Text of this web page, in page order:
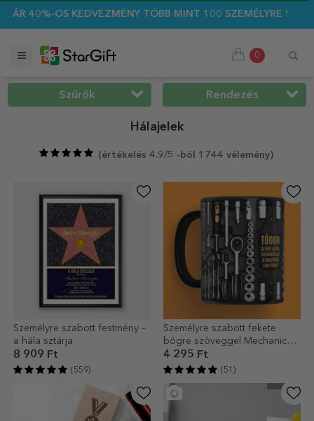
TÖBB MINT 100 SZEMÉLYRE SZABOTT AJÁNDÉKRA ☀️
0
Szűrők Rendezés
Hálajelek
(értékelés 4.9/5 -ból 1744 vélemény)
Személyre szabott festmény –
a hála sztárja
8 909 Ft
(559)
Személyre szabott fekete
bögre szöveggel Mechanic
számára
4 295 Ft
(51)